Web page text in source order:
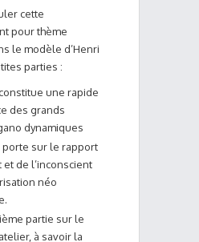
cette
pour thème
le modèle d’Henri
parties :
une rapide
des grands
dynamiques
sur le rapport
et de l’inconscient
néo
partie sur le
à savoir la